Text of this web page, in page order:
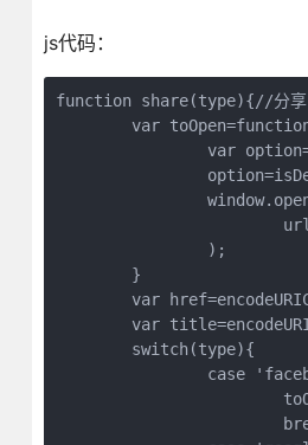
js代码：
function share(type){//分享